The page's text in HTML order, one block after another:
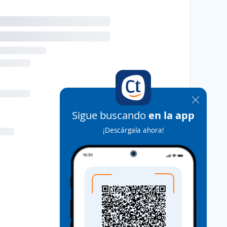
Sigue buscando en la app
¡Descárgala ahora!